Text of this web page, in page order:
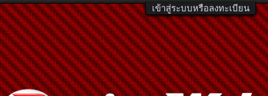
เข้าสู่ระบบหรือลงทะเบียน